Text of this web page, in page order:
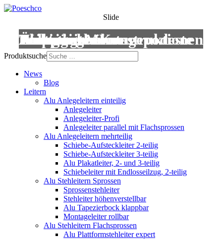
Slide
Leitern
Treppen
Anstiege
Podestleitern
Roll- und Montagepodeste
Wartungsbühnen
Übergänge
Aluminium-Konstruktionen
Produktsuche
News
Blog
Leitern
Alu Anlegeleitern einteilig
Anlegeleiter
Anlegeleiter-Profi
Anlegeleiter parallel mit Flachsprossen
Alu Anlegeleitern mehrteilig
Schiebe-Aufsteckleiter 2-teilig
Schiebe-Aufsteckleiter 3-teilig
Alu Plakatleiter, 2- und 3-teilig
Schiebeleiter mit Endlosseilzug, 2-teilig
Alu Stehleitern Sprossen
Sprossenstehleiter
Stehleiter höhenverstellbar
Alu Tapezierbock klappbar
Montageleiter rollbar
Alu Stehleitern Flachsprossen
Alu Plattformstehleiter expert